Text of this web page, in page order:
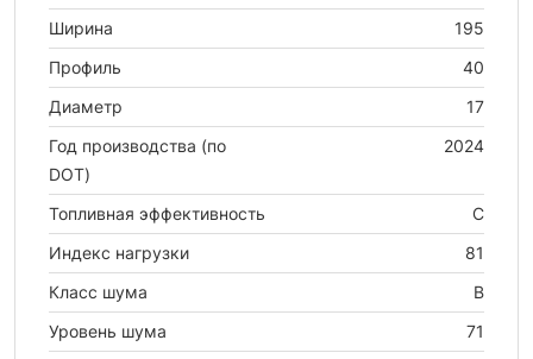
Ширина
195
Профиль
40
Диаметр
17
Год производства (по
DOT)
2024
Топливная эффективность
C
Индекс нагрузки
81
Класс шума
B
Уровень шума
71